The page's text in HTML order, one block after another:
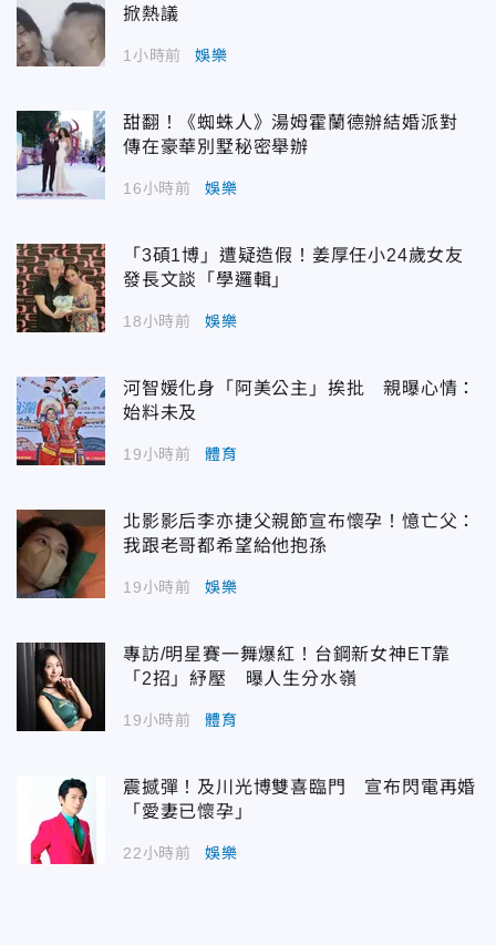
掀熱議
1小時前 娛樂
甜翻！《蜘蛛人》湯姆霍蘭德辦結婚派對
傳在豪華別墅秘密舉辦
16小時前 娛樂
「3碩1博」遭疑造假！姜厚任小24歲女友
發長文談「學邏輯」
18小時前 娛樂
河智媛化身「阿美公主」挨批 親曝心情：
始料未及
19小時前 體育
北影影后李亦捷父親節宣布懷孕！憶亡父：
我跟老哥都希望給他抱孫
19小時前 娛樂
專訪/明星賽一舞爆紅！台鋼新女神ET靠
「2招」紓壓 曝人生分水嶺
19小時前 體育
震撼彈！及川光博雙喜臨門 宣布閃電再婚
「愛妻已懷孕」
22小時前 娛樂